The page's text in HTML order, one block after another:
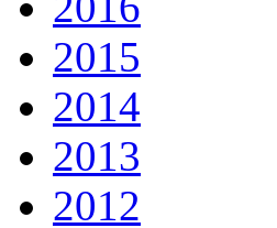
2015
2014
2013
2012